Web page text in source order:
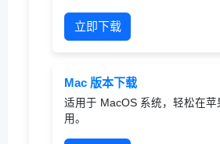
立即下载
Mac 版本下载
适用于 MacOS 系统，轻松在苹
用。